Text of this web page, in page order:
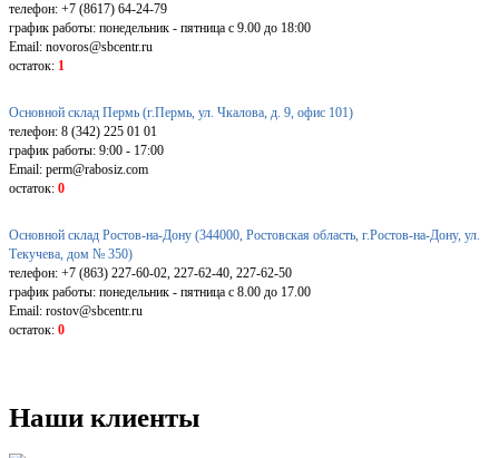
телефон: +7 (8617) 64-24-79
график работы: понедельник - пятница с 9.00 до 18:00
Email: novoros@sbcentr.ru
остаток: 1
Основной склад Пермь (г.Пермь, ул. Чкалова, д. 9, офис 101)
телефон: 8 (342) 225 01 01
график работы: 9:00 - 17:00
Email: perm@rabosiz.com
остаток: 0
Основной склад Ростов-на-Дону (344000, Ростовская область, г.Ростов-на-Дону, ул.
Текучева, дом № 350)
телефон: +7 (863) 227-60-02, 227-62-40, 227-62-50
график работы: понедельник - пятница с 8.00 до 17.00
Email: rostov@sbcentr.ru
остаток: 0
Наши клиенты